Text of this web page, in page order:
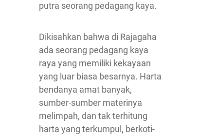
putra seorang pedagang kaya.
Dikisahkan bahwa di Rajagaha
ada seorang pedagang kaya
raya yang memiliki kekayaan
yang luar biasa besarnya. Harta
bendanya amat banyak,
sumber-sumber materinya
melimpah, dan tak terhitung
harta yang terkumpul, berkoti-